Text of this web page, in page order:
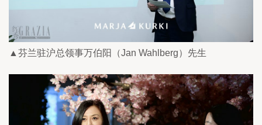
▲芬兰驻沪总领事万伯阳（Jan Wahlberg）先生